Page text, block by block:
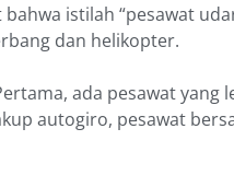
istilah “pesawat
dan helikopter.
ada pesawat yang
autogiro, pesawat